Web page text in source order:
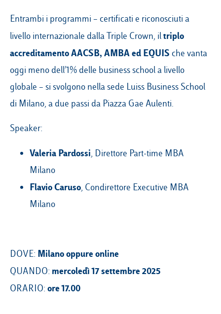
Entrambi i programmi – certificati e riconosciuti a
livello internazionale dalla Triple Crown, iltriplo
accreditamento AACSB, AMBA ed EQUIS che vanta
oggi meno dell’1% delle business school a livello
globale – si svolgono nella sede Luiss Business School
di Milano, a due passi da Piazza Gae Aulenti.
Speaker:
Valeria Pardossi, Direttore Part-time MBA
Milano
Flavio Caruso, Condirettore Executive MBA
Milano
DOVE: Milano oppure online
QUANDO: mercoledì 17 settembre 2025
ORARIO: ore 17.00